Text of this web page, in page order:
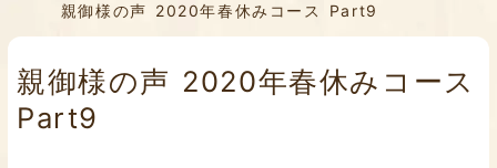
親御様の声 2020年春休みコース Part9
親御様の声 2020年春休みコース
Part9